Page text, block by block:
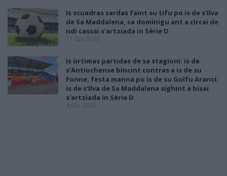
Is scuadras sardas faint su tifu po is de s'Ilva
de Sa Maddalena, ca domìnigu ant a circai de
ndi cassai s'artziada in Sèrie D
11 Giu 2026
Is ùrtimas partidas de sa stagioni: is de
s'Antiochense bincint contras a is de su
Fonne; festa manna po is de su Golfu Aranci;
is de s'Ilva de Sa Maddalena sighint a bisai
s'artziada in Sèrie D
4 Giu 2026